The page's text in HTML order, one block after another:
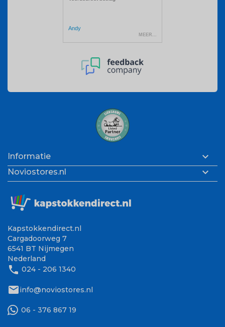
Informatie 
Noviostores.nl 
Kapstokkendirect.nl
Cargadoorweg 7
6541 BT Nijmegen
Nederland
phone 024 - 206 1340
mailinfo@noviostores.nl
06 - 376 867 19